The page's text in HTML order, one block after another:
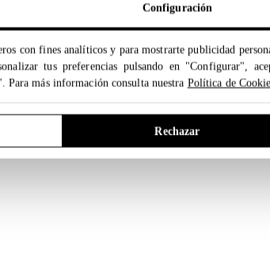
Configuración
con fines analíticos y para mostrarte publicidad
tus preferencias pulsando en "Configurar",
Para más información consulta nuestra Política de
Rechazar